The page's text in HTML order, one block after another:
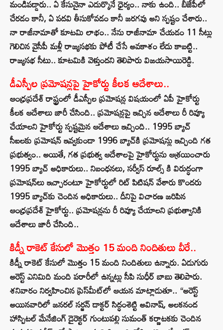
మండిపడ్డారు.. ఏ కేసునైనా ఎదుర్కొనే ధైర్యం.. నాకు ఉంది.. బీజేపీలో
చేరడం కానీ, ఏ పదవి తీసుకోవడం కానీ జరగవు అని స్పష్టం చేశారు..
నా రాజీనామాతో కూటమి లాభం.. నేను రాజీనామా చేయడం 11 సీట్లు
గెలిచిన వైసీపీ మళ్లీ రాజ్యసభకు పోటీ చేసే అవకాశం లేదు కాబట్టి..
రాజ్యసభ సీటు.. కూటమికి వెళ్తుందని తెలిపారు విజయసాయిరెడ్డి.
డీఎస్పీల ప్రమోషన్లపై హైకోర్టు కీలక ఆదేశాలు..
ఆంధ్రప్రదేశ్‌ రాష్ట్రంలో డీఎస్పీల ప్రమోషన్ల విషయంలో ఏపీ హైకోర్టు
కీలక ఆదేశాలు జారీ చేసింది.. ప్రమోషన్లపై ఇచ్చిన ఆదేశాలు రీ రివ్యూ
చేయాలని హైకోర్టు స్పష్టమైన ఆదేశాలు ఇచ్చింది.. 1995 బ్యాచ్‌
సీఐలకు ప్రమోషన్ ఇవ్వకుండా 1996 బ్యాచ్‌కి ప్రమోషన్లు ఇచ్చింది గత
ప్రభుత్వం.. అయితే, గత ప్రభుత్వ ఆదేశాలపై హైకోర్టును ఆశ్రయించారు
1995 బ్యాచ్ అధికారులు.. నిబంధనలు, సర్వీస్ రూల్స్ కి విరుద్ధంగా
ప్రమోషన్‌లు ఇచ్చారంటూ హైకోర్టులో రిట్ పిటిషన్ వేశారు కొందరు
1995 బ్యాచ్‌కు చెందిన అధికారులు.. దీనిపై విచారణ జరిపిన
ఆంధ్రప్రదేశ్‌ హైకోర్టు.. ప్రమోషన్లను రీ రివ్యూ చేయాలని ప్రభుత్వానికి
ఆదేశాలు జారీ చేసింది..
కిడ్నీ రాకెట్ కేసులో మొత్తం 15 మంది నిందితులు వీరే..
కిడ్నీ రాకెట్ కేసులో మొత్తం 15 మంది నిందితులు ఉన్నారు. ఏడుగురు
అరెస్ట్ ఎనిమిది మంది పరారీలో ఉన్నట్లు సీపి సుధీర్ బాబు తెలిపారు.
శనివారం నిర్వహించిన ప్రెస్‌మీట్‌లో ఆయన మాట్లాడుతూ.. “అరెస్ట్
అయినవారిలో జనరల్ సర్జన్ డాక్టర్ సిద్ధంశెట్టి అవినాష్, అలకనంద
హాస్పిటల్ మేనేజింగ్ డైరెక్టర్ గుంటుపల్లి సుమంత్ కర్ణాటకకు చెందిన